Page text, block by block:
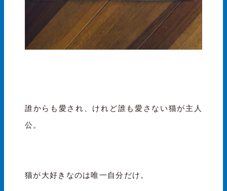
誰からも愛され、けれど誰も愛さない猫が主人
公。
猫が大好きなのは唯一自分だけ。